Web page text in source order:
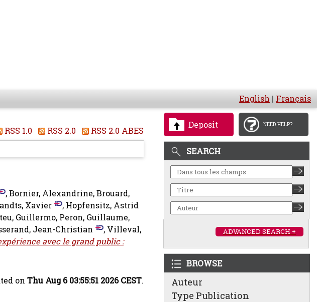
English | Français
Deposit NEED HELP?
SEARCH
ADVANCED SEARCH +
BROWSE
Auteur
Type Publication
RSS 1.0 RSS 2.0
RSS 2.0 ABES
,Bornier, Alexandrine,Brouard,
Xavier , Hopfensitz, Astrid
Guillermo, Peron, Guillaume,
Jean-Christian , Villeval,
avec le grand public :
on Thu Aug 6 03:55:51 2026 CEST.